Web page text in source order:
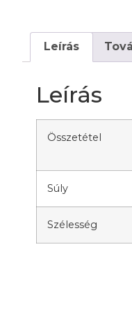
Leírás
Leírás
Összetétel
Súly
Szélesség